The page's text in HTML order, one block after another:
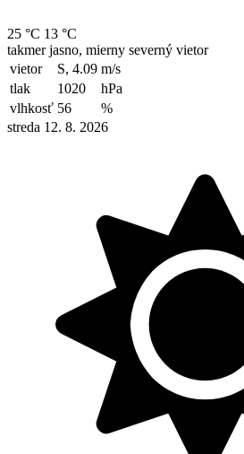
25 °C 13 °C
takmer jasno, mierny severný vietor
vietor
S, 4.09 m/s
tlak
1020
hPa
vlhkosť 56
%
streda 12. 8. 2026